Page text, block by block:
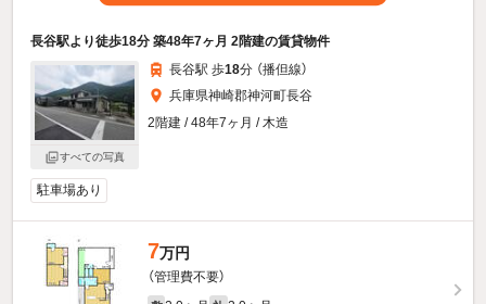
長谷駅より徒歩18分 築48年7ヶ月 2階建の賃貸物件
すべての写真
長谷駅 歩18分 （播但線）
兵庫県神崎郡神河町長谷
2階建 / 48年7ヶ月 / 木造
駐車場あり
7万円
（管理費不要）